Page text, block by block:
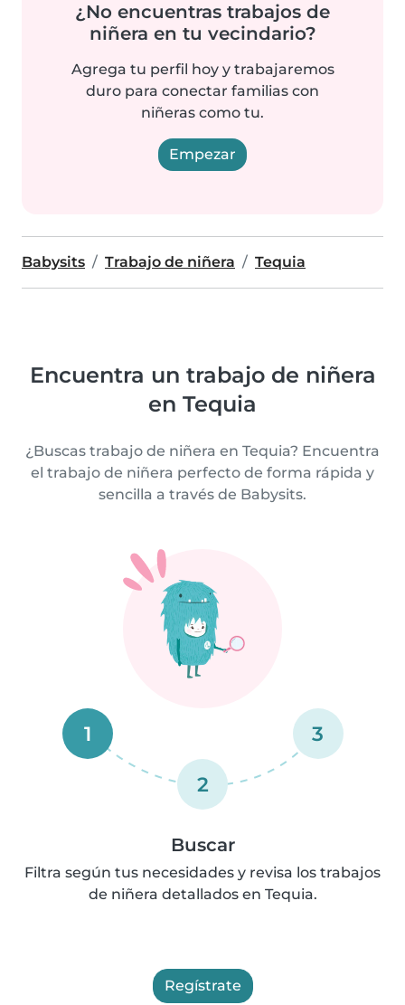
¿No encuentras trabajos de
niñera en tu vecindario?
Agrega tu perfil hoy y trabajaremos
duro para conectar familias con
niñeras como tu.
Empezar
Babysits Trabajo de niñera Tequia
Encuentra un trabajo de niñera
en Tequia
¿Buscas trabajo de niñera en Tequia? Encuentra
el trabajo de niñera perfecto de forma rápida y
sencilla a través de Babysits.
1
2
3
Buscar
Filtra según tus necesidades y revisa los trabajos
de niñera detallados en Tequia.
Regístrate